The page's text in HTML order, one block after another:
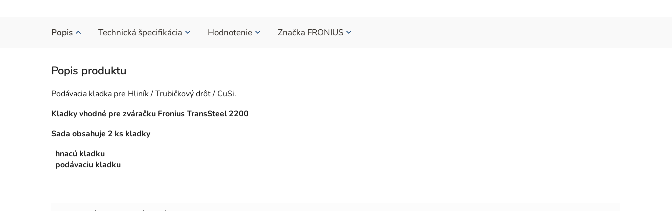
Popis Technická špecifikácia Hodnotenie Značka FRONIUS
Podávacia kladka pre Hliník / Trubičkový drôt / CuSi.
Kladky vhodné pre zváračku Fronius TransSteel 2200
Sada obsahuje 2 ks kladky
hnacú kladku
podávaciu kladku